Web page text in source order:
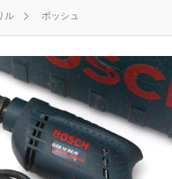
ル ボッシュ